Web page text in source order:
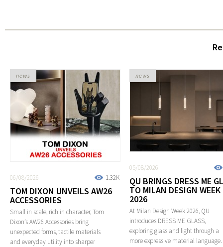
1.32K
06/08/2026
TOM DIXON UNVEILS AW26
ACCESSORIES
Small in scale, rich in character, Tom
Dixon’s AW26 Accessories bring
unexpected forms, tactile materials
and everyday utility into sharper
news
05/08/2026
QU BRINGS DRESS ME
TO MILAN DESIGN WEEK
2026
At Milan Design Week 2026, QU
introduces DRESS ME GLASS,
exploring glass and light through a
more expressive material language.
news